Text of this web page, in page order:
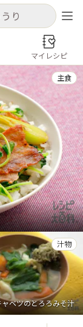
キャンセル
登録
キャンセル
ンツ
ろこし
マイレシピ
主食
ベツのとろろみそ汁
汁物